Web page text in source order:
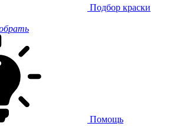
Подбор краски
Помощь